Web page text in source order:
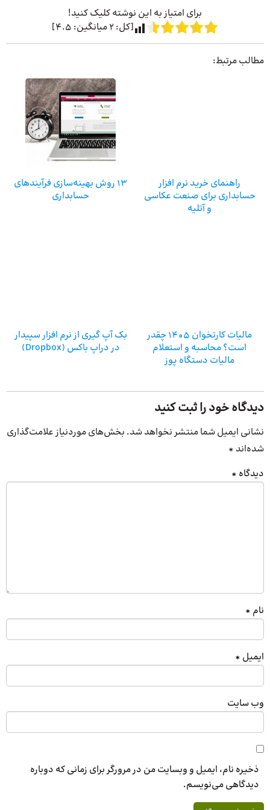
برای امتیاز به این نوشته کلیک کنید!
[کل: 2میانگین: 4.5
]
مطالب مرتبط:
راهنمای خرید نرم افزار
حسابداری برای صنعت عکاسی
و آتلیه
13 روش بهینه‌سازی فرآیندهای
حسابداری
مالیات کارتخوان 1405 چقدر
است؟ محاسبه و استعلام
مالیات دستگاه پوز
بک آپ گیری از نرم افزار سپیدار
در دراپ باکس (Dropbox)
دیدگاه خود را ثبت کنید
نشانی ایمیل شما منتشر نخواهد شد. بخش‌های موردنیاز علامت‌گذاری
شده‌اند *
دیدگاه *
نام *
ایمیل *
وب‌ سایت
ذخیره نام، ایمیل و وبسایت من در مرورگر برای زمانی که دوباره
دیدگاهی می‌نویسم.